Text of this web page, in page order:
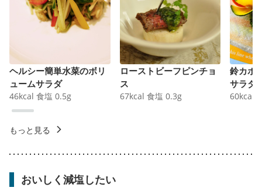
ヘルシー簡単水菜のボリ
ュームサラダ
46kcal 食塩 0.5g
ローストビーフピンチョ
ス
67kcal 食塩 0.3g
鈴カボ
サラダ
60kcal
もっと見る
おいしく減塩したい